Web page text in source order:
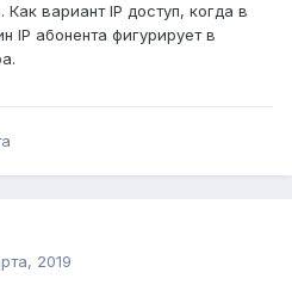
вариант IP доступ, когда в
IP абонента фигурирует в
2019